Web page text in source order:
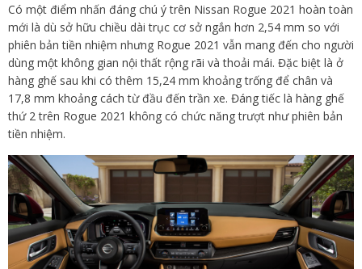
Có một điểm nhấn đáng chú ý trên Nissan Rogue 2021 hoàn toàn
mới là dù sở hữu chiều dài trục cơ sở ngắn hơn 2,54 mm so với
phiên bản tiền nhiệm nhưng Rogue 2021 vẫn mang đến cho người
dùng một không gian nội thất rộng rãi và thoải mái. Đặc biệt là ở
hàng ghế sau khi có thêm 15,24 mm khoảng trống để chân và
17,8 mm khoảng cách từ đầu đến trần xe. Đáng tiếc là hàng ghế
thứ 2 trên Rogue 2021 không có chức năng trượt như phiên bản
tiền nhiệm.